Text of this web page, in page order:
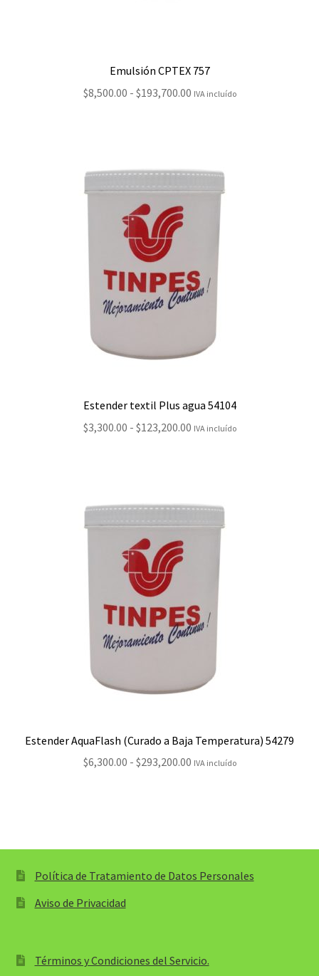
Emulsión CPTEX 757
$8,500.00 - $193,700.00Rango
hasta
$193,700.00
IVA incluído
Estender textil Plus agua 54104
$3,300.00 - $123,200.00Rango
$123,200.00
IVA incluído
Estender AquaFlash (Curado a Baja Temperatura) 54279
$6,300.00 - $293,200.00Rango
hasta
IVA incluído
Política de Tratamiento de Datos Personales
Aviso de Privacidad
Términos y Condiciones del Servicio.